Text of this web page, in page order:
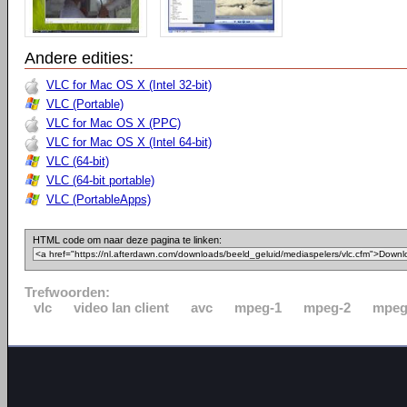
Andere edities:
VLC for Mac OS X (Intel 32-bit)
VLC (Portable)
VLC for Mac OS X (PPC)
VLC for Mac OS X (Intel 64-bit)
VLC (64-bit)
VLC (64-bit portable)
VLC (PortableApps)
HTML code om naar deze pagina te linken:
Trefwoorden:
vlc
video lan client avc mpeg-1 mpeg-2